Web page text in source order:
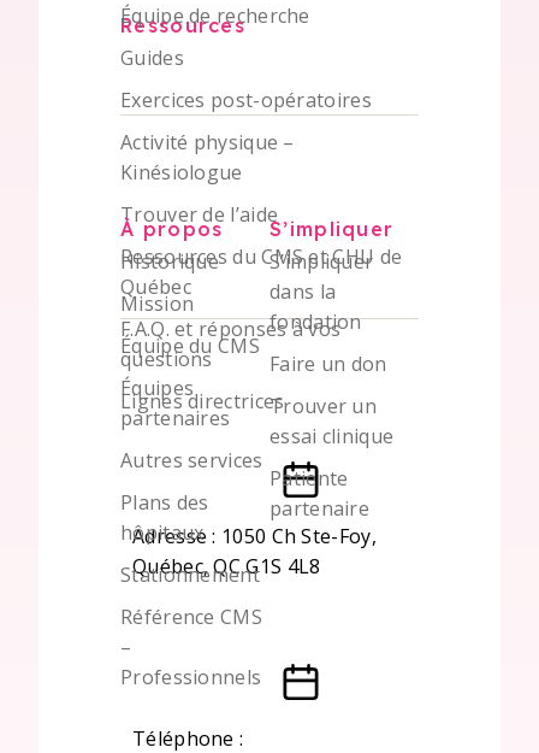
Équipe de recherche
Ressources
Guides
Exercices post-opératoires
Activité physique –
Kinésiologue
Trouver de l’aide
Ressources du CMS et CHU de
Québec
F.A.Q. et réponses à vos
questions
Lignes directrices
À propos
Historique
Mission
Équipe du CMS
Équipes
partenaires
Autres services
Plans des
hôpitaux
Stationnement
Référence CMS
–
Professionnels
S’impliquer
S’impliquer
dans la
fondation
Faire un don
Trouver un
essai clinique
Patiente
partenaire
Adresse : 1050 Ch Ste-Foy,
Québec, QC G1S 4L8
Téléphone :